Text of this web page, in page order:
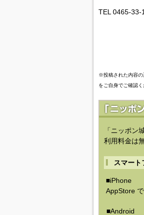
TEL 0465-33-
※投稿された内容の
をご自身でご確認く
「ニッポン
利用料金は
スマート
■iPhone
AppStore
■Android